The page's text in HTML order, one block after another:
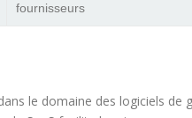
fournisseurs
le domaine des logiciels